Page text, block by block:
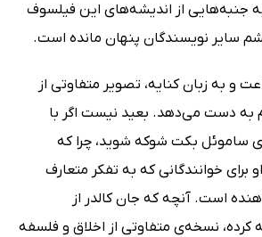
جنبه‌هایی از اندیشه‌های این فیلسوف
سایر نویسندگان پنهان مانده است.
و به زبان کنایه، تصویر متفاوتی از
به دست می‌دهد. بعید نیست اگر با
ساموئل بکت شوکه شوید، چرا که
خوانندگانی که به تفکر متعارف
است. آنچه که جان کالدر از
کرده، نسخه‌ی متفاوتی از اخلاق و فلسفه